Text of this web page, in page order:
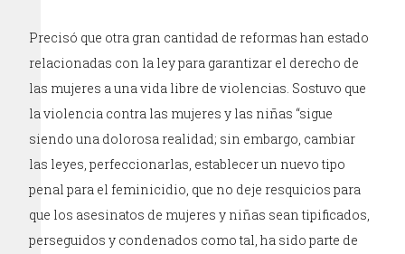
Precisó que otra gran cantidad de reformas han estado
relacionadas con la ley para garantizar el derecho de
las mujeres a una vida libre de violencias. Sostuvo que
la violencia contra las mujeres y las niñas “sigue
siendo una dolorosa realidad; sin embargo, cambiar
las leyes, perfeccionarlas, establecer un nuevo tipo
penal para el feminicidio, que no deje resquicios para
que los asesinatos de mujeres y niñas sean tipificados,
perseguidos y condenados como tal, ha sido parte de